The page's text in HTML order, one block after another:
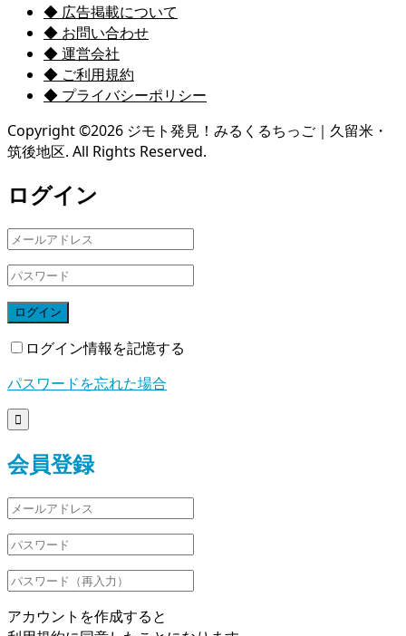
◆ 広告掲載について
◆ お問い合わせ
◆ 運営会社
◆ ご利用規約
◆ プライバシーポリシー
Copyright ©2026 ジモト発見！みるくるちっご｜久留米・
筑後地区. All Rights Reserved.
ログイン
ログイン
ログイン情報を記憶する
パスワードを忘れた場合

会員登録
アカウントを作成すると